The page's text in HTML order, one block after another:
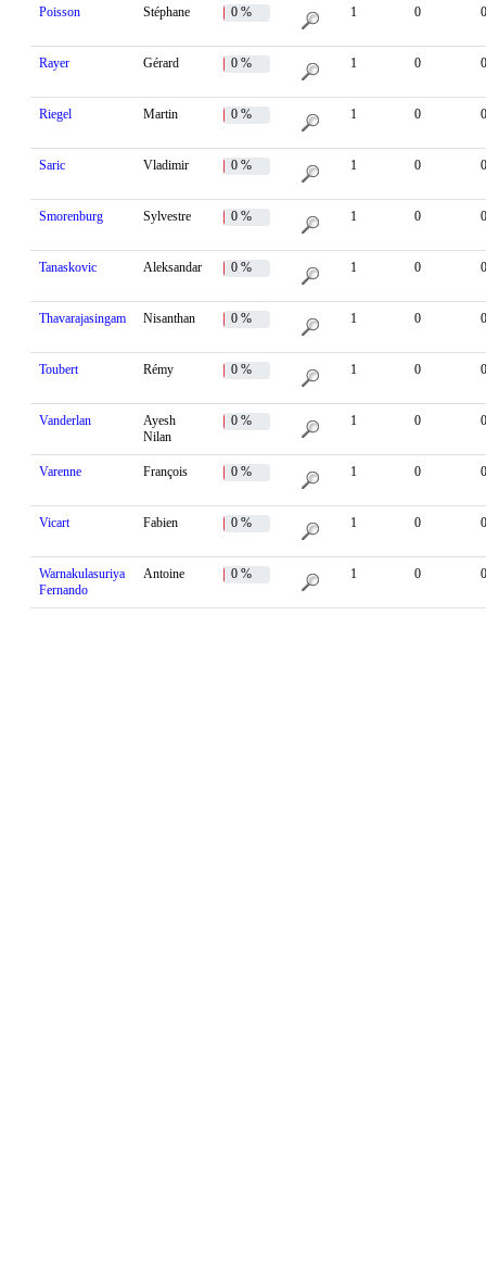
Poisson Stéphane 0 % 1 0 0
Rayer Gérard 0 % 1 0 0
Riegel Martin 0 % 1 0 0
Saric Vladimir 0 % 1 0 0
Smorenburg Sylvestre 0 % 1 0 0
Tanaskovic Aleksandar 0 % 1 0 0
Thavarajasingam Nisanthan 0 % 1 0 0
Toubert Rémy 0 % 1 0 0
Vanderlan
Ayesh
Nilan
0 % 1 0 0
Varenne François 0 % 1 0 0
Vicart Fabien 0 % 1 0 0
Warnakulasuriya
Fernando
Antoine 0 % 1 0 0